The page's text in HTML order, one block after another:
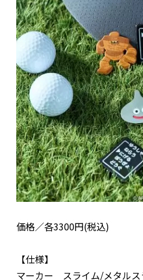
価格／各3300円(税込)
【仕様】
マーカー スライム/メタル